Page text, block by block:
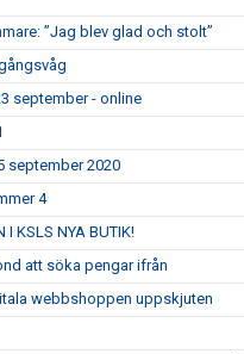
”Jag blev glad och stolt”
september - online
september 2020
4
I KSLS NYA BUTIK!
att söka pengar ifrån
webbshoppen uppskjuten